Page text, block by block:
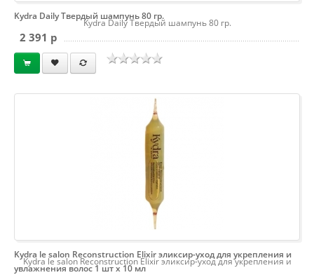
Kydra Daily Твердый шампунь 80 гр.
Kydra Daily Твердый шампунь 80 гр.
2 391 p
Kydra le salon Reconstruction Elixir эликсир-уход для укрепления и
Kydra le salon Reconstruction Elixir эликсир-уход для укрепления и
увлажнения волос 1 шт х 10 мл